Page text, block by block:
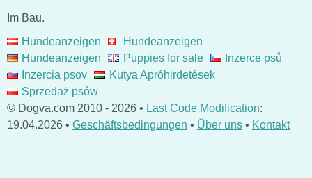
Im Bau.
Hundeanzeigen
Hundeanzeigen
Hundeanzeigen
Puppies for sale
Inzerce psů
Inzercia psov
Kutya Apróhirdetések
Sprzedaż psów
© Dogva.com 2010 - 2026 • Last Code Modification:
19.04.2026 • Geschäftsbedingungen • Über uns • Kontakt